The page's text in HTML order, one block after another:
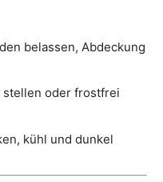
belassen, Abdeckung
stellen oder frostfrei
kühl und dunkel